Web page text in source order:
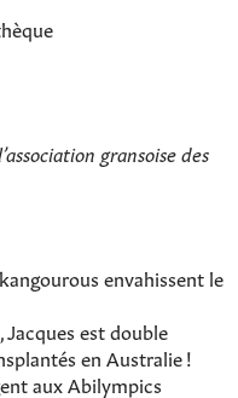
gransoise des
envahissent le
est double
en Australie !
aux Abilympics